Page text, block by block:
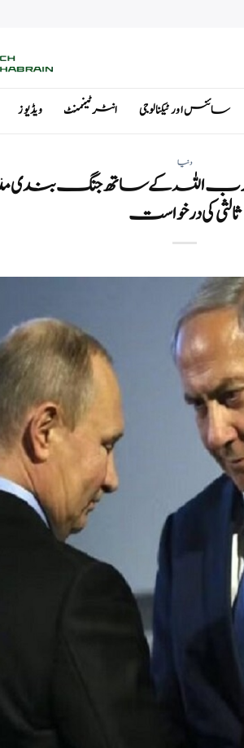
سائنس اور ٹیکنالوجی انٹرٹینمنٹ ویڈیوز
دنیا
اللہ کے ساتھ جنگ بندی
ثالثی کی درخواست